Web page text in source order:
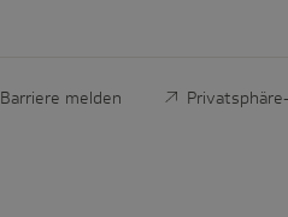
Barriere melden